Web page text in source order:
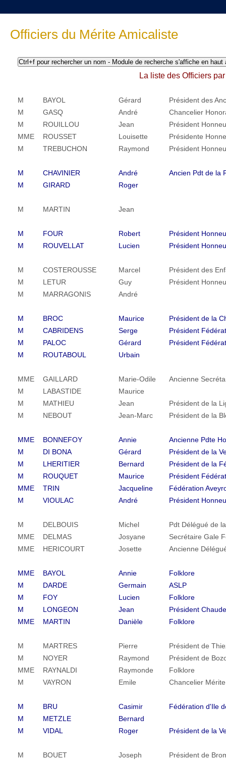
Officiers du Mérite Amicaliste
La liste des Officiers
M BAYOL Gérard
Président des
M
GASQ André
Chancelier
M
ROUILLOU Jean
Président
MME
ROUSSET Louisette
Présidente
M
TREBUCHON Raymond Président
M CHAVINIER André
Ancien Pdt de la
M
GIRARD Roger
M MARTIN Jean
M FOUR Robert
Président
M
ROUVELLAT Lucien Président
M COSTEROUSSE Marcel
Président des
M
LETUR Guy
Président
M
MARRAGONIS André
M BROC Maurice
Président de la
M
CABRIDENS Serge
Président
M
PALOC Gérard
Président
M
ROUTABOUL Urbain
MME GAILLARD Marie-Odile
Ancienne
M
LABASTIDE
Maurice
M
MATHIEU Jean
Président de la
M
NEBOUT Jean-Marc Président de la
MME BONNEFOY Annie
Ancienne Pdte
M
DI BONA Gérard
Président de la
M
LHERITIER Bernard
Président de la
M
ROUQUET Maurice
Président
MME
TRIN Jacqueline
Fédération
M
VIOULAC André Président
M DELBOUIS Michel
Pdt Délégué de
MME
DELMAS Josyane
Secrétaire Gale
MME
HERICOURT Josette Ancienne
MME BAYOL Annie
Folklore
M
DARDE Germain
ASLP
M
FOY Lucien
Folklore
M
LONGEON Jean
Président
MME
MARTIN Danièle Folklore
M MARTRES Pierre
Président de
M
NOYER Raymond
Président de
MME
RAYNALDI Raymonde
Folklore
M
VAYRON Emile Chancelier
M BRU Casimir
Fédération d'Ile
M
METZLE
Bernard
M
VIDAL Roger Président de la
M BOUET Joseph
Président de